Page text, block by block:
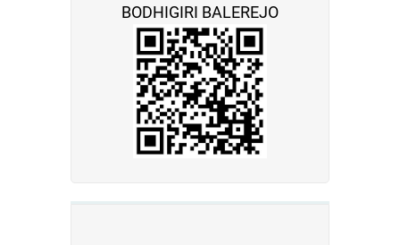
BODHIGIRI BALEREJO